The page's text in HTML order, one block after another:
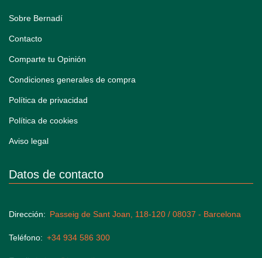
Sobre Bernadí
Contacto
Comparte tu Opinión
Condiciones generales de compra
Política de privacidad
Política de cookies
Aviso legal
Datos de contacto
Dirección Passeig de Sant Joan, 118-120 / 08037 - Barcelona
Teléfono +34 934 586 300